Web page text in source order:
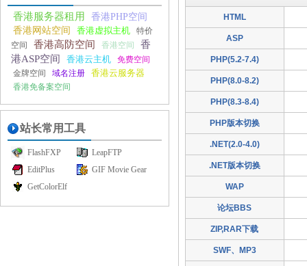
香港服务器租用
香港PHP空间
香港网站空间
香港虚拟主机
特价
空间
香港高防空间 香港空间
香
港ASP空间
香港云主机
免费空间
金牌空间
域名注册 香港云服务器
香港免备案空间
站长常用工具
FlashFXP
LeapFTP
EditPlus
GIF Movie Gear
GetColorElf
HTML
ASP
PHP(5.2-7.4)
PHP(8.0-8.2)
PHP(8.3-8.4)
PHP版本切换
.NET(2.0-4.0)
.NET版本切换
WAP
论坛BBS
ZIP,RAR下载
SWF、MP3